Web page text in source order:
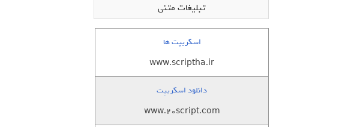
تبلیغات متنی
اسکریپت ها
www.scriptha.ir
دانلود اسکریپت
www.20script.com